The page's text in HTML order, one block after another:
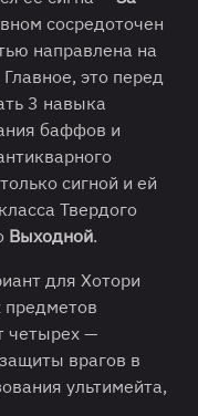
сосредоточен
направлена ​​на
это перед
3 навыка
баффов и
сигной и ей
Твердого
Выходной.
для Хотори
предметов
четырех —
врагов в
ультимейта,